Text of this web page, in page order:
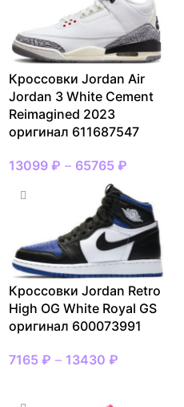
Кроссовки Jordan Air
Jordan 3 White Cement
Reimagined 2023
оригинал 611687547
13099 ₽ – 65765 ₽
Кроссовки Jordan Retro
High OG White Royal GS
оригинал 600073991
7165 ₽ – 13430 ₽